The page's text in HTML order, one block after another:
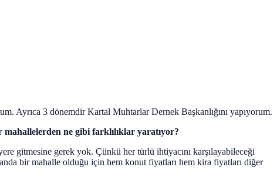
Ayrıca 3 dönemdir Kartal Muhtarlar Dernek Başkanlığını yapıyorum.
ne gibi farklılıklar yaratıyor?
gitmesine gerek yok. Çünkü her türlü ihtiyacını karşılayabileceği
bir mahalle olduğu için hem konut fiyatları hem kira fiyatları diğer